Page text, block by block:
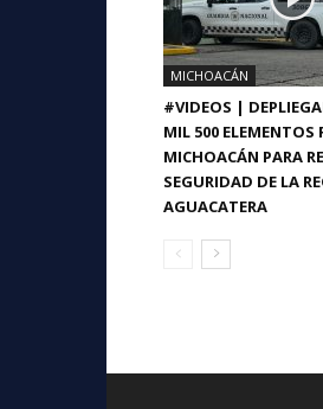
MICHOACÁN
#VIDEOS |
MIL 500 ELEMENTOS
MICHOACÁN PARA
SEGURIDAD DE LA
AGUACATERA